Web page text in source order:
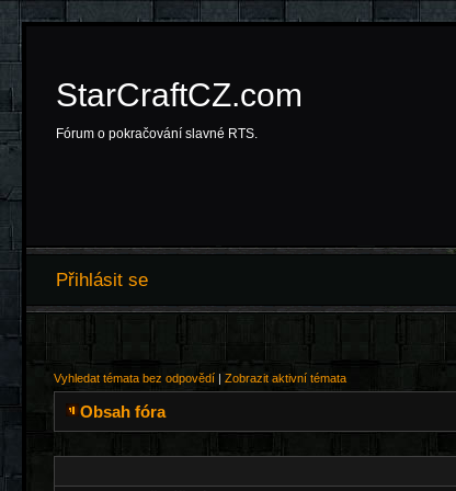
StarCraftCZ.com
Fórum o pokračování slavné RTS.
Přihlásit se
Vyhledat témata bez odpovědí | Zobrazit aktivní témata
Obsah fóra